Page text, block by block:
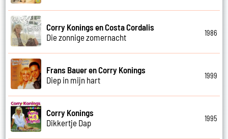
Corry Konings en Costa Cordalis
Die zonnige zomernacht
1986
Frans Bauer en Corry Konings
Diep in mijn hart
1999
Corry Konings
Dikkertje Dap
1995